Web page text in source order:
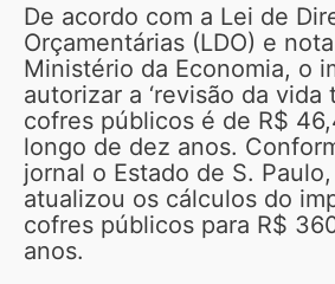
De acordo com a Lei de
Orçamentárias (LDO) e
Ministério da Economia, o
autorizar a ‘revisão da vida
cofres públicos é de R$
longo de dez anos.
jornal o Estado de S.
atualizou os cálculos do
cofres públicos para R$
anos.